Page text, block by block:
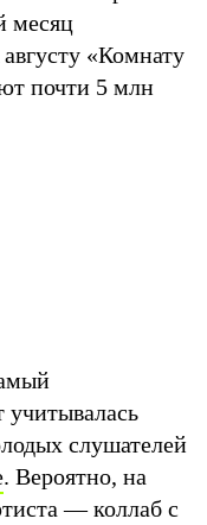
месяц
«Комнату
почти 5 млн
слушателей
. Вероятно, на
— коллаб с